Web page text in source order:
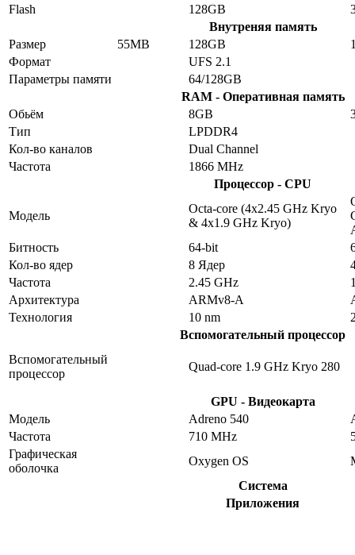
Flash
128GB
Внутреняя память
Размер
55MB 128GB
Формат
UFS 2.1
Параметры памяти
64/128GB
RAM - Оперативная память
Обьём
8GB
Тип
LPDDR4
Кол-во каналов
Dual Channel
Частота
1866 MHz
Процессор - CPU
Модель
Octa-core (4x2.45 GHz Kryo
& 4x1.9 GHz Kryo)
Битность
64-bit
Кол-во ядер
8 Ядер
Частота
2.45 GHz
Архитектура
ARMv8-A
Технология
10 nm
Вспомогательный процессор
Вспомогательный
процессор
Quad-core 1.9 GHz Kryo 280
GPU - Видеокарта
Модель
Adreno 540
Частота
710 MHz
Графическая
оболочка
Oxygen OS
Система
Приложения